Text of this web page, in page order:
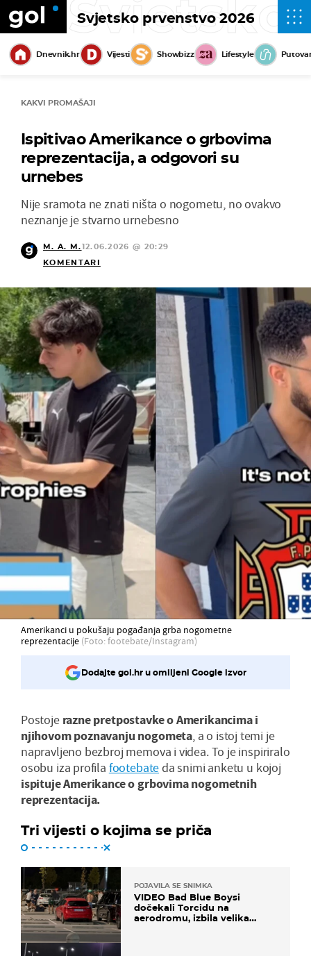
Svjetsko prvenstvo 2026
Dnevnik.hr Vijesti Showbizz Lifestyle
KAKVI PROMAŠAJI
Ispitivao Amerikance o grbovima
reprezentacija, a odgovori su
urnebes
Nije sramota ne znati ništa o nogometu, no ovakvo
neznanje je stvarno urnebesno
M. A. M.12.06.2026 @ 20:29
KOMENTARI
Amerikanci u pokušaju pogađanja grba nogometne
reprezentacije (Foto: footebate/Instagram)
Dodajte gol.hr u omiljeni Google izvor
Postoje razne pretpostavke o Amerikancima i
njihovom poznavanju nogometa, a o istoj temi je
napravljeno bezbroj memova i videa. To je inspiriralo
osobu iza profila footebateda snimi anketu u kojoj
ispituje Amerikance o grbovima nogometnih
reprezentacija.
Tri vijesti o kojima se priča
POJAVILA SE SNIMKA
VIDEO Bad Blue Boysi
dočekali Torcidu na
aerodromu, izbila velika